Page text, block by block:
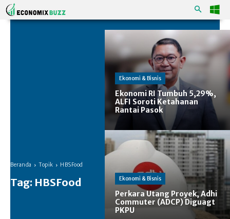
Beranda Topik HBSFood
Tag: HBSFood
Ekonomi & Bisnis
Ekonomi RI Tumbuh 5,29%,
ALFI Soroti Ketahanan
Rantai Pasok
Ekonomi & Bisnis
Perkara Utang Proyek, Adhi
Commuter (ADCP) Diguagt
PKPU